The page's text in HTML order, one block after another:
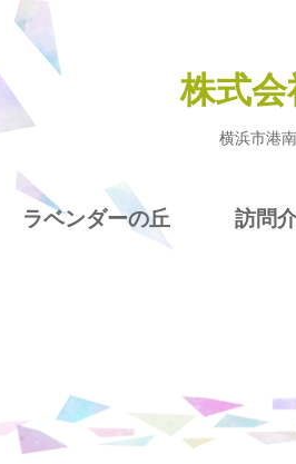
株式
横浜市港
ラベンダーの丘 訪問